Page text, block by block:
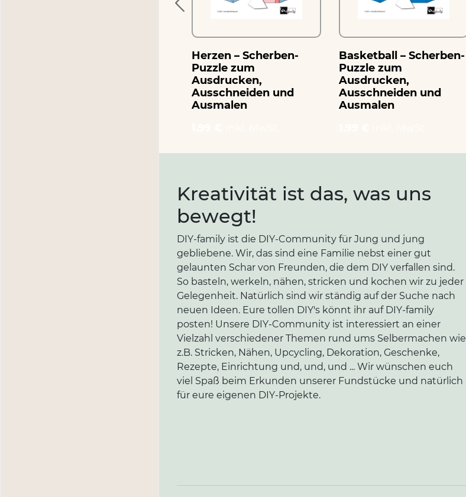
Herzen – Scherben-
Puzzle zum
Ausdrucken,
Ausschneiden und
Ausmalen
Basketball – Scherben-
Puzzle zum
Ausdrucken,
Ausschneiden und
Ausmalen
Kreativität ist das, was uns
bewegt!
DIY-family ist die DIY-Community für Jung und jung
gebliebene. Wir, das sind eine Familie nebst einer gut
gelaunten Schar von Freunden, die dem DIY verfallen sind.
So basteln, werkeln, nähen, stricken und kochen wir zu jeder
Gelegenheit. Natürlich sind wir ständig auf der Suche nach
neuen Ideen. Eure tollen DIY's könnt ihr auf DIY-family
posten! Unsere DIY-Community ist interessiert an einer
Vielzahl verschiedener Themen rund ums Selbermachen wie
z.B. Stricken, Nähen, Upcycling, Dekoration, Geschenke,
Rezepte, Einrichtung und, und, und ... Wir wünschen euch
viel Spaß beim Erkunden unserer Fundstücke und natürlich
für eure eigenen DIY-Projekte.